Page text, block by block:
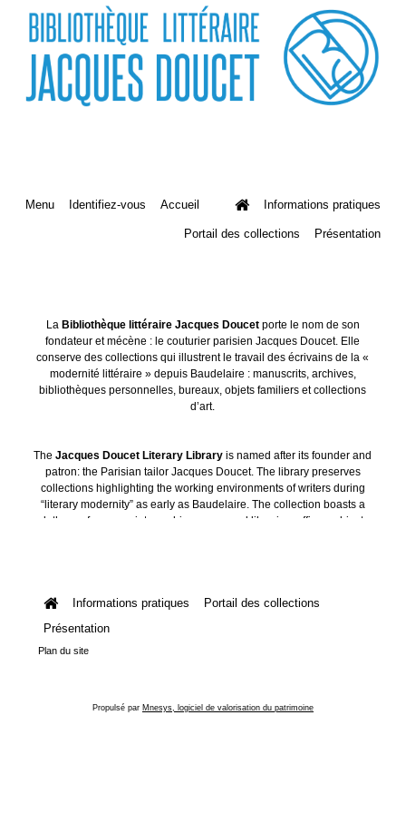
Menu Identifiez-vous Accueil Informations pratiques
Portail des collections Présentation
La Bibliothèque littéraire Jacques Doucetporte le nom de son
fondateur et mécène : le couturier parisien Jacques Doucet. Elle
conserve des collections qui illustrent le travail des écrivains de la «
modernité littéraire » depuis Baudelaire : manuscrits, archives,
bibliothèques personnelles, bureaux, objets familiers et collections
d’art.
TheJacques Doucet Literary Library is named after its founder and
patron: the Parisian tailor Jacques Doucet. The library preserves
collections highlighting the working environments of writers during
“literary modernity” as early as Baudelaire. The collection boasts a
plethora of manuscripts, archives, personal libraries, offices, objects
Informations pratiques
Portail des collections
Présentation
Plan du site
Propulsé par Mnesys, logiciel de valorisation du patrimoine